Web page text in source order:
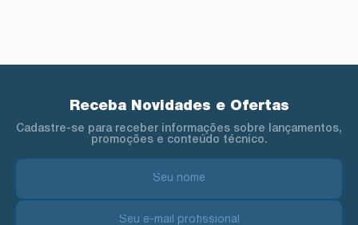
Receba Novidades e Ofertas
Cadastre-se para receber informações sobre lançamentos,
promoções e conteúdo técnico.